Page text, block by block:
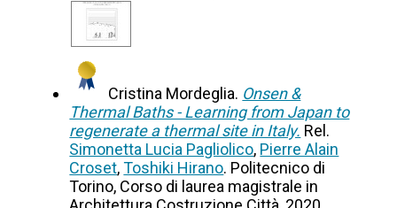
Cristina Mordeglia. Onsen &
Thermal Baths - Learning from Japan to
regenerate a thermal site in Italy. Rel.
Simonetta Lucia Pagliolico, Pierre Alain
Croset,Toshiki Hirano. Politecnico di
Torino, Corso di laurea magistrale in